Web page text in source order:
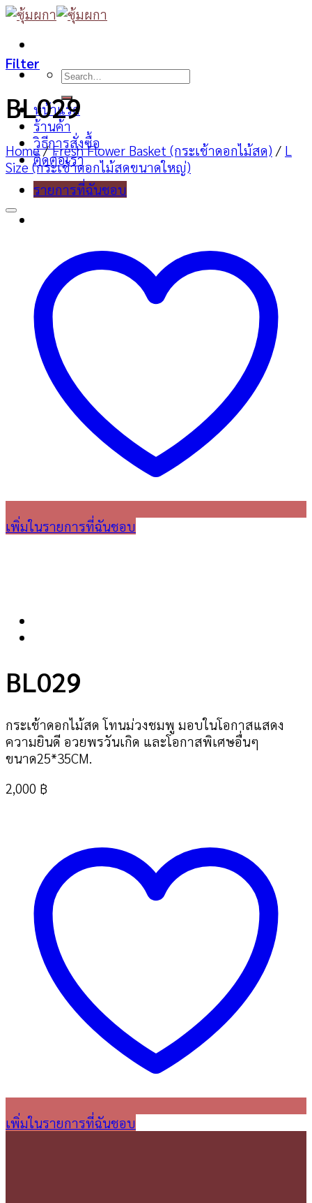
Skip
content
Search
หน้าแรก
ร้านค้า
วิธีการสั่งซื้อ
ติดต่อเรา
รายการที่ฉันชอบ
Filter
BL029
Home / Fresh Flower Basket (กระเช้าดอกไม้สด) / L
Size (กระเช้าดอกไม้สดขนาดใหญ่)
เพิ่มในรายการที่ฉันชอบ
BL029
กระเช้าดอกไม้สด โทนม่วงชมพู มอบในโอกาสแสดง
ความยินดี อวยพรวันเกิด และโอกาสพิเศษอื่นๆ
ขนาด25*35CM.
2,000 ฿
เพิ่มในรายการที่ฉันชอบ